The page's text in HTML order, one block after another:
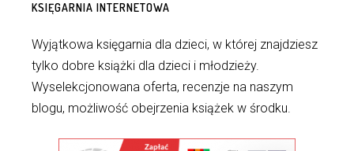
KSIĘGARNIA INTERNETOWA
Wyjątkowa księgarnia dla dzieci, w której znajdziesz
tylko dobre książki dla dzieci i młodzieży.
Wyselekcjonowana oferta, recenzje na naszym
blogu, możliwość obejrzenia książek w środku.